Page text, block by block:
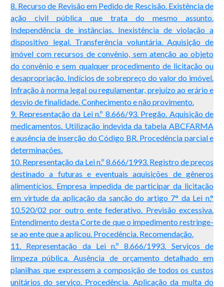
8. Recurso de Revisão em Pedido de Rescisão. Existência de
ação civil pública que trata do mesmo assunto.
Independência de instâncias. Inexistência de violação a
dispositivo legal. Transferência voluntária. Aquisição de
imóvel com recursos de convênio, sem atenção ao objeto
do convênio e sem qualquer procedimento de licitação ou
desapropriação. Indícios de sobrepreço do valor do imóvel.
Infração à norma legal ou regulamentar, prejuízo ao erário e
desvio de finalidade. Conhecimento e não provimento.
9. Representação da Lei n.º 8.666/93. Pregão. Aquisição de
medicamentos. Utilização indevida da tabela ABCFARMA
e ausência de inserção do Código BR. Procedência parcial e
determinações.
10. Representação da Lei n.º 8.666/1993. Registro de preços
destinado a futuras e eventuais aquisições de gêneros
alimentícios. Empresa impedida de participar da licitação
em virtude da aplicação da sanção do artigo 7° da Lei n.°
10.520/02 por outro ente federativo. Previsão excessiva.
Entendimento desta Corte de que o impedimento restringe-
se ao ente que a aplicou. Procedência. Recomendação.
11. Representação da Lei n.º 8.666/1993. Serviços de
limpeza pública. Ausência de orçamento detalhado em
planilhas que expressem a composição de todos os custos
unitários do serviço. Procedência. Aplicação da multa do